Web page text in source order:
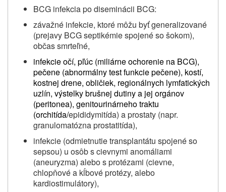
BCG infekcia po diseminácii BCG:
závažné infekcie, ktoré môžu byť generalizované
(prejavy BCG septikémie spojené so šokom),
občas smrteľné,
infekcie očí, pľúc (miliárne ochorenie na BCG),
pečene (abnormálny test funkcie pečene), kostí,
kostnej drene, obličiek, regionálnych lymfatických
uzlín, výstelky brušnej dutiny a jej orgánov
(peritonea), genitourinárneho traktu
(orchitída/epididymitída) a prostaty (napr.
granulomatózna prostatitída),
infekcie (odmietnutie transplantátu spojené so
sepsou) u osôb s cievnymi anomáliami
(aneuryzma) alebo s protézami (cievne,
chlopňové a kĺbové protézy, alebo
kardiostimulátory),